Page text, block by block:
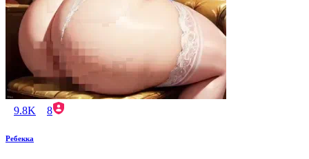
9.8K 8
Ребекка